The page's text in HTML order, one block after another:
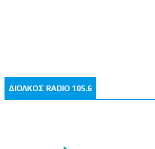
ΔΙΟΛΚΟΣ RADIO 105.6